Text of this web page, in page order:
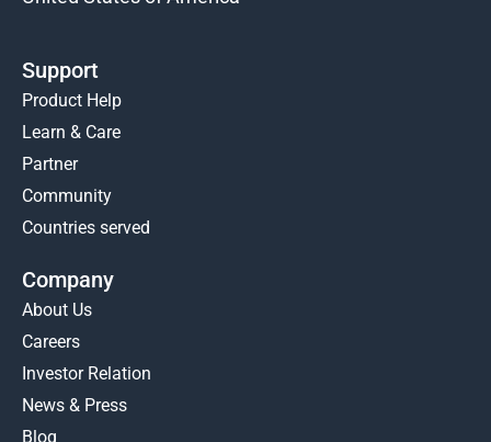
Support
Product Help
Learn & Care
Partner
Community
Countries served
Company
About Us
Careers
Investor Relation
News & Press
Blog